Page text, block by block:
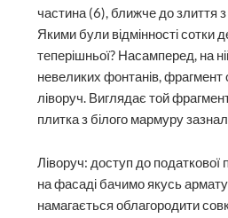
частина (6), ближче до злиття
Якими були відмінності сотки
теперішньої? Насамперед, на
невеликих фонтанів, фрагмент
ліворуч. Виглядає той
плитка з білого мармуру
Ліворуч: доступ до податкової
на фасаді бачимо якусь
намагається облагородити